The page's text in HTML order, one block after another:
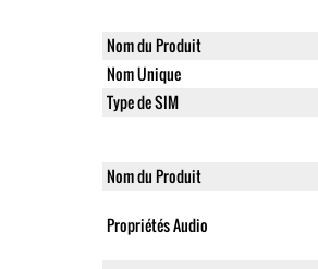
Nom du Produit
Nom Unique
Type de SIM
Nom du Produit
Propriétés Audio